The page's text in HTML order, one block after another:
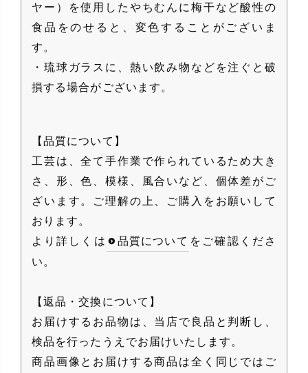
ヤー）を使用したやちむんに梅干など酸性の
食品をのせると、変色することがございま
す。
・琉球ガラスに、熱い飲み物などを注ぐと破
損する場合がございます。
【品質について】
工芸は、全て手作業で作られているため大き
さ、形、色、模様、風合いなど、個体差がご
ざいます。ご理解の上、ご購入をお願いして
おります。
より詳しくは
品質について をご確認くださ
い。
【返品・交換について】
お届けするお品物は、当店で良品と判断し、
検品を行ったうえでお届けいたします。
商品画像とお届けする商品は全く同じではご